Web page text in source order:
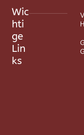
Wic
hti
ge
Lin
ks